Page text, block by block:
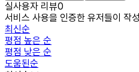
실사용자 리뷰0
서비스 사용을 인증한 유저들이 작
최신순
평점 높은 순
평점 낮은 순
도움된순